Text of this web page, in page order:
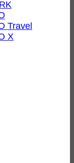
Travel
X